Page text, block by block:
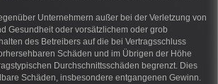
Unternehmern außer bei der Verletzung von
Gesundheit oder vorsätzlichem oder grob
des Betreibers auf die bei Vertragsschluss
Schäden und im Übrigen der Höhe
Durchschnittsschäden begrenzt. Dies
Schäden, insbesondere entgangenen Gewinn.